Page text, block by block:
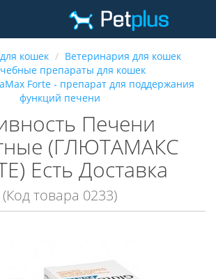
кошек
Ветеринария для кошек
препараты для кошек
Forte - препарат для поддержания
функций печени
Печени
(ГЛЮТАМАКС
Есть Доставка
(Код товара 0233)